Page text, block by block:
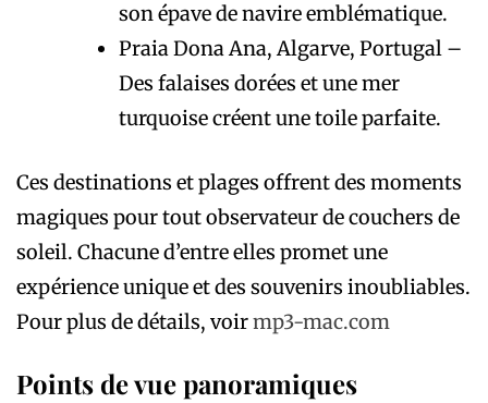
son épave de navire emblématique.
Praia Dona Ana, Algarve, Portugal –
Des falaises dorées et une mer
turquoise créent une toile parfaite.
Ces destinations et plages offrent des moments
magiques pour tout observateur de couchers de
soleil. Chacune d’entre elles promet une
expérience unique et des souvenirs inoubliables.
Pour plus de détails, voirmp3-mac.com
Points de vue panoramiques